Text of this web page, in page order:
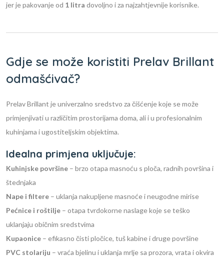
jer je pakovanje od 1 litra dovoljno i za najzahtjevnije korisnike.
Gdje se može koristiti Prelav Brillant
odmašćivač?
Prelav Brillant je univerzalno sredstvo za čišćenje koje se može
primjenjivati u različitim prostorijama doma, ali i u profesionalnim
kuhinjama i ugostiteljskim objektima.
Idealna primjena uključuje:
Kuhinjske površine – brzo otapa masnoću s ploča, radnih površina i
štednjaka
Nape i filtere – uklanja nakupljene masnoće i neugodne mirise
Pećnice i roštilje – otapa tvrdokorne naslage koje se teško
uklanjaju običnim sredstvima
Kupaonice – efikasno čisti pločice, tuš kabine i druge površine
PVC stolariju – vraća bjelinu i uklanja mrlje sa prozora, vrata i okvira